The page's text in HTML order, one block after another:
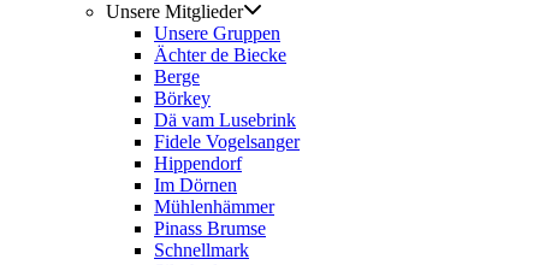
Unsere Mitglieder
Unsere Gruppen
Ächter de Biecke
Berge
Börkey
Dä vam Lusebrink
Fidele Vogelsanger
Hippendorf
Im Dörnen
Mühlenhämmer
Pinass Brumse
Schnellmark